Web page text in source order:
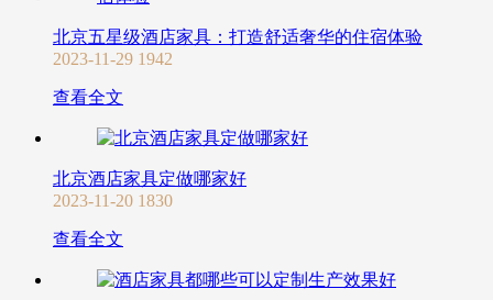
北京五星级酒店家具：打造舒适奢华的住宿体验
2023-11-29 1942
查看全文
北京酒店家具定做哪家好
2023-11-20 1830
查看全文